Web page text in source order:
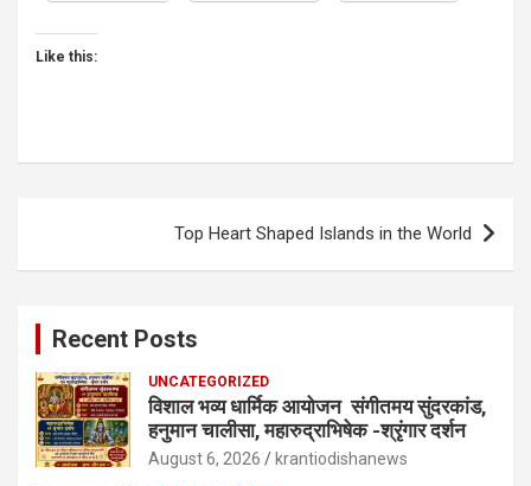
Like this:
Top Heart Shaped Islands in the World
Recent Posts
UNCATEGORIZED
विशाल भव्य धार्मिक आयोजन संगीतमय सुंदरकांड,
हनुमान चालीसा, महारुद्राभिषेक -श्रृंगार दर्शन
August 6, 2026 krantiodishanews